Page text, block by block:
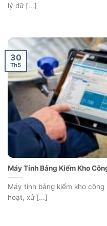
lý dữ [...]
Máy Tính Bảng Kiểm Kho
Máy tính bảng kiểm kho
hoạt, xử [...]
30
Th5